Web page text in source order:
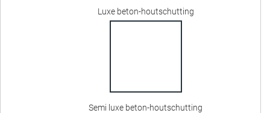
Luxe beton-houtschutting
Semi luxe beton-houtschutting